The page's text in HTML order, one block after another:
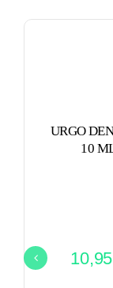
URGO
10
10,95